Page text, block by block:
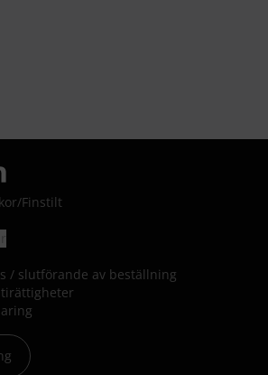
/Finstilt
/ slutförande av beställning